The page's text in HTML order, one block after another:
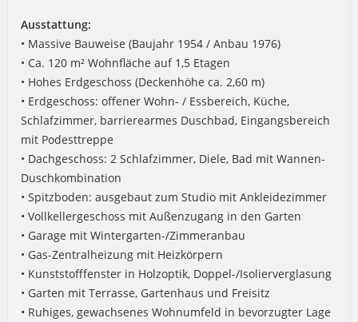
Ausstattung:
• Massive Bauweise (Baujahr 1954 / Anbau 1976)
• Ca. 120 m² Wohnfläche auf 1,5 Etagen
• Hohes Erdgeschoss (Deckenhöhe ca. 2,60 m)
• Erdgeschoss: offener Wohn- / Essbereich, Küche,
Schlafzimmer, barrierearmes Duschbad, Eingangsbereich
mit Podesttreppe
• Dachgeschoss: 2 Schlafzimmer, Diele, Bad mit Wannen-
Duschkombination
• Spitzboden: ausgebaut zum Studio mit Ankleidezimmer
• Vollkellergeschoss mit Außenzugang in den Garten
• Garage mit Wintergarten-/Zimmeranbau
• Gas-Zentralheizung mit Heizkörpern
• Kunststofffenster in Holzoptik, Doppel-/Isolierverglasung
• Garten mit Terrasse, Gartenhaus und Freisitz
• Ruhiges, gewachsenes Wohnumfeld in bevorzugter Lage